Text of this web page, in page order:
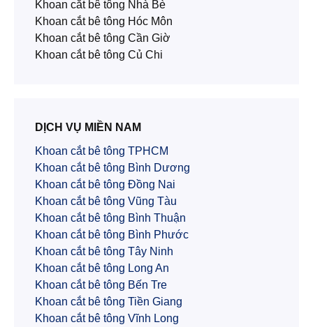
Khoan cắt bê tông Nhà Bè
Khoan cắt bê tông Hóc Môn
Khoan cắt bê tông Cần Giờ
Khoan cắt bê tông Củ Chi
DỊCH VỤ MIỀN NAM
Khoan cắt bê tông TPHCM
Khoan cắt bê tông Bình Dương
Khoan cắt bê tông Đồng Nai
Khoan cắt bê tông Vũng Tàu
Khoan cắt bê tông Bình Thuận
Khoan cắt bê tông Bình Phước
Khoan cắt bê tông Tây Ninh
Khoan cắt bê tông Long An
Khoan cắt bê tông Bến Tre
Khoan cắt bê tông Tiền Giang
Khoan cắt bê tông Vĩnh Long